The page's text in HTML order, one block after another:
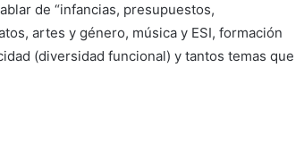
de “infancias, presupuestos,
artes y género, música y ESI, formación
(diversidad funcional) y tantos temas que